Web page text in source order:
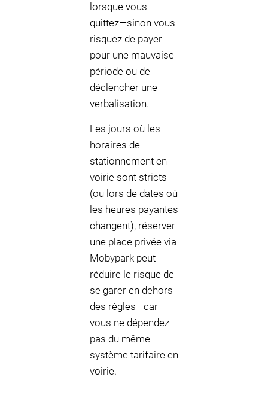
lorsque vous
quittez—sinon vous
risquez de payer
pour une mauvaise
période ou de
déclencher une
verbalisation.
Les jours où les
horaires de
stationnement en
voirie sont stricts
(ou lors de dates où
les heures payantes
changent), réserver
une place privée via
Mobypark peut
réduire le risque de
se garer en dehors
des règles—car
vous ne dépendez
pas du même
système tarifaire en
voirie.